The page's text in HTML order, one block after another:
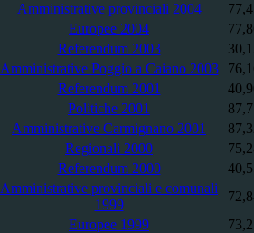
Amministrative provinciali 2004
Europee 2004
Referendum 2003
Amministrative Poggio a Caiano 2003
Referendum 2001
Politiche 2001
Amministrative Carmignano 2001
Regionali 2000
Referendum 2000
Amministrative provinciali e comunali
1999
Europee 1999